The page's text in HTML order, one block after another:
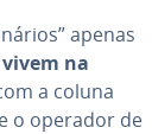
apenas
na
a coluna
e o operador de